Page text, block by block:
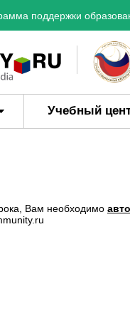
поддержки
Учебный
Вам необходимо